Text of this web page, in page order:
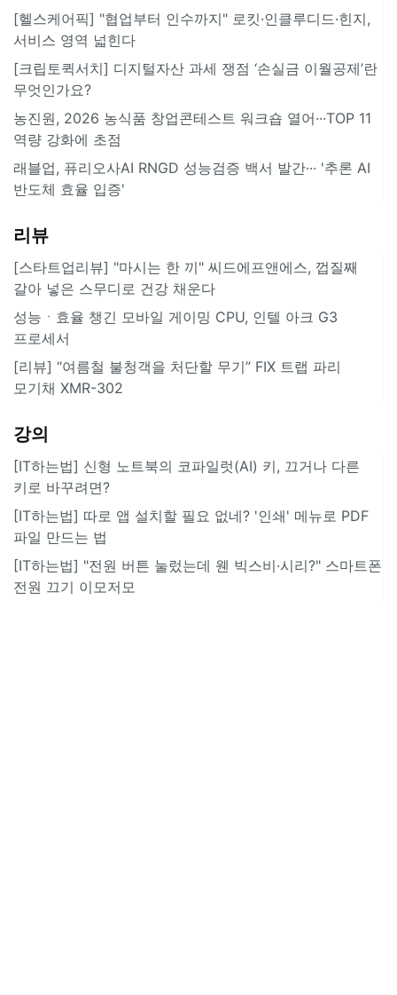
[헬스케어픽] "협업부터 인수까지" 로킷·인클루디드·힌지,
서비스 영역 넓힌다
[크립토퀵서치] 디지털자산 과세 쟁점 ‘손실금 이월공제’란
무엇인가요?
농진원, 2026 농식품 창업콘테스트 워크숍 열어···TOP 11
역량 강화에 초점
래블업, 퓨리오사AI RNGD 성능검증 백서 발간··· '추론 AI
반도체 효율 입증'
리뷰
[스타트업리뷰] "마시는 한 끼" 씨드에프앤에스, 껍질째
갈아 넣은 스무디로 건강 채운다
성능ㆍ효율 챙긴 모바일 게이밍 CPU, 인텔 아크 G3
프로세서
[리뷰] “여름철 불청객을 처단할 무기” FIX 트랩 파리
모기채 XMR-302
강의
[IT하는법] 신형 노트북의 코파일럿(AI) 키, 끄거나 다른
키로 바꾸려면?
[IT하는법] 따로 앱 설치할 필요 없네? '인쇄' 메뉴로 PDF
파일 만드는 법
[IT하는법] "전원 버튼 눌렀는데 웬 빅스비·시리?" 스마트폰
전원 끄기 이모저모